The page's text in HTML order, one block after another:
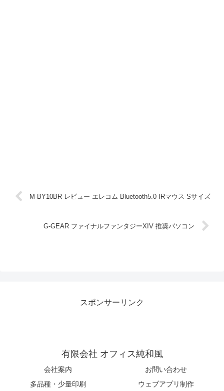
M-BY10BR レビュー エレコム Bluetooth5.0 IRマウス Sサイズ
G-GEAR ファイナルファンタジーXIV 推奨パソコン
スポンサーリンク
有限会社 オフィス純和風
会社案内
お問い合わせ
多品種・少量印刷
ウェブアプリ制作